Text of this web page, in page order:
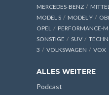
MERCEDES-BENZ
MODEL S
MODEL Y
OPEL
PERFORMANCE-
SONSTIGE
SUV
3
VOLKSWAGEN VOX
ALLES WEITERE
Podcast